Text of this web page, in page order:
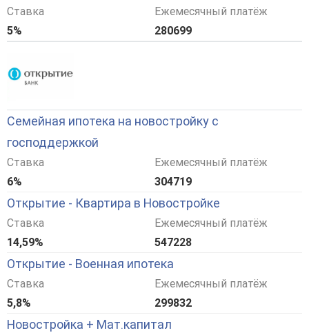
Ставка
5%
Ежемесячный платёж
280699
Семейная ипотека на новостройку с
господдержкой
Ставка
6%
Ежемесячный платёж
304719
Открытие - Квартира в Новостройке
Ставка
14,59%
Ежемесячный платёж
547228
Открытие - Военная ипотека
Ставка
5,8%
Ежемесячный платёж
299832
Новостройка + Мат.капитал